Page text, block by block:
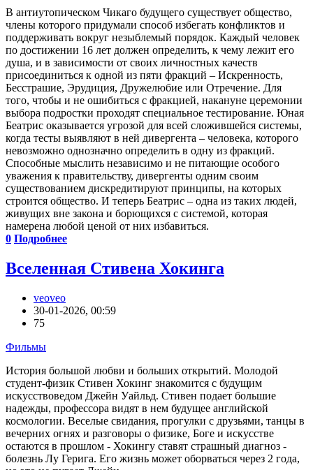
В антиутопическом Чикаго будущего существует общество,
члены которого придумали способ избегать конфликтов и
поддерживать вокруг незыблемый порядок. Каждый человек
по достижении 16 лет должен определить, к чему лежит его
душа, и в зависимости от своих личностных качеств
присоединиться к одной из пяти фракций – Искренность,
Бесстрашие, Эрудиция, Дружелюбие или Отречение. Для
того, чтобы и не ошибиться с фракцией, накануне церемонии
выбора подростки проходят специальное тестирование. Юная
Беатрис оказывается угрозой для всей сложившейся системы,
когда тесты выявляют в ней дивергента – человека, которого
невозможно однозначно определить в одну из фракций.
Способные мыслить независимо и не питающие особого
уважения к правительству, дивергенты одним своим
существованием дискредитируют принципы, на которых
строится общество. И теперь Беатрис – одна из таких людей,
живущих вне закона и борющихся с системой, которая
намерена любой ценой от них избавиться.
0 Подробнее
Вселенная Стивена Хокинга
veoveo
30-01-2026, 00:59
75
Фильмы
История большой любви и больших открытий. Молодой
студент-физик Стивен Хокинг знакомится с будущим
искусствоведом Джейн Уайльд. Стивен подает большие
надежды, профессора видят в нем будущее английской
космологии. Веселые свидания, прогулки с друзьями, танцы в
вечерних огнях и разговоры о физике, Боге и искусстве
остаются в прошлом - Хокингу ставят страшный диагноз -
болезнь Лу Герига. Его жизнь может оборваться через 2 года,